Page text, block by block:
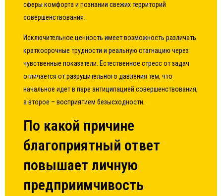
сферы комфорта и познании свежих территорий
совершенствования.
Исключительное ценность имеет возможность различать
краткосрочные трудности и реальную стагнацию через
чувственные показатели. Естественное стресс от задач
отличается от разрушительного давления тем, что
начальное идет в паре антиципацией совершенствования,
а второе – восприятием безысходности.
По какой причине
благоприятный ответ
повышает личную
предприимчивость